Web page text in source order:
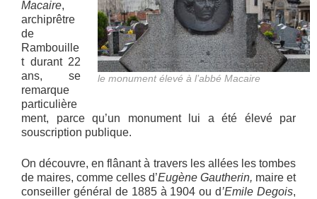
le monument élevé à l’abbé Macaire
Macaire,
archiprêtre
de
Rambouille
t durant 22
ans, se
remarque
particulière
ment, parce qu’un monument lui a été élevé par
souscription publique.
On découvre, en flânant à travers les allées les tombes
de maires, comme celles d’Eugène Gautherin, maire et
conseiller général de 1885 à 1904 ou d’Emile Degois,